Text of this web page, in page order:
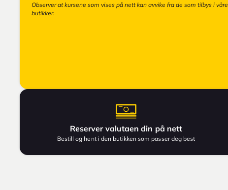
Observer at kursene som vises på nett kan avvike fra de som tilbys i våre
butikker.
Reserver valutaen din på nett
Bestill og hent i den butikken som passer deg best